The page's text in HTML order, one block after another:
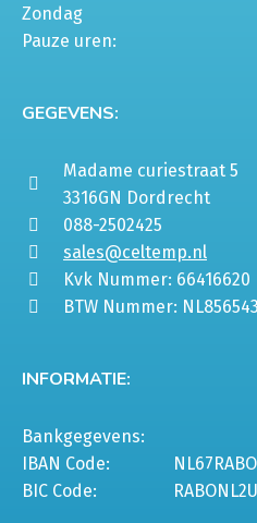
Zondag
Pauze uren:
GEGEVENS:
Madame curiestraat 5
3316GN Dordrecht
088-2502425
sales@celtemp.nl
Kvk Nummer: 66416620
BTW Nummer:
INFORMATIE:
Bankgegevens:
IBAN Code:
BIC Code:
RABONL2U